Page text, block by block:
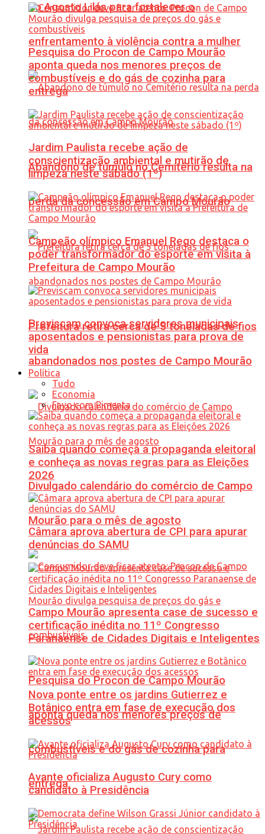
do Agosto Lilás para fortalecer o
enfrentamento à violência contra a mulher
Abandono de túmulo no Cemitério resulta na
perda da concessão em Campo Mourão
Prefeitura retira cerca de 5 toneladas de fios
abandonados nos postes de Campo Mourão
Divulgado calendário do comércio de Campo
Mourão para o mês de agosto
Pesquisa do Procon de Campo Mourão
aponta queda nos menores preços de
combustíveis e do gás de cozinha para
entrega
Pesquisa do Procon de Campo Mourão
aponta queda nos menores preços de
combustíveis e do gás de cozinha para
entrega
Jardim Paulista recebe ação de
conscientização ambiental e mutirão de
limpeza neste sábado (1º)
Campeão olímpico Emanuel Rego destaca o
poder transformador do esporte em visita à
Prefeitura de Campo Mourão
Previscam convoca servidores municipais
aposentados e pensionistas para prova de
vida
Política
Tudo
Economia
Favo com Pimenta
Saiba quando começa a propaganda eleitoral
e conheça as novas regras para as Eleições
2026
Câmara aprova abertura de CPI para apurar
denúncias do SAMU
Campo Mourão apresenta case de sucesso e
certificação inédita no 11º Congresso
Paranaense de Cidades Digitais e Inteligentes
Nova ponte entre os jardins Gutierrez e
Botânico entra em fase de execução dos
acessos
Avante oficializa Augusto Cury como
candidato à Presidência